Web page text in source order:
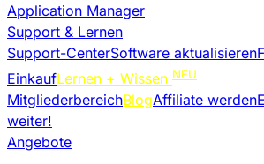
Application Manager
Support & Lernen
Support-CenterSoftware aktualisieren
EinkaufLernen + Wissen NEU
MitgliederbereichBlogAffiliate werden
weiter!
Angebote